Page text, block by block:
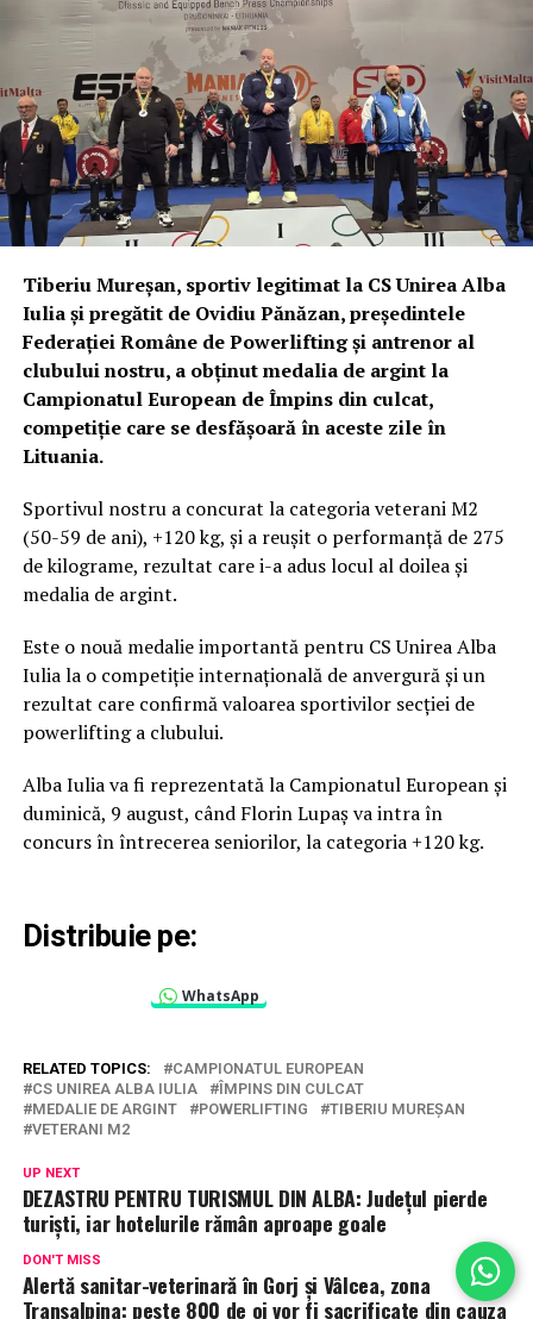
Tiberiu Mureșan, sportiv legitimat la CS Unirea Alba
Iulia și pregătit de Ovidiu Pănăzan, președintele
Federației Române de Powerlifting și antrenor al
clubului nostru, a obținut medalia de argint la
Campionatul European de Împins din culcat,
competiție care se desfășoară în aceste zile în
Lituania.
Sportivul nostru a concurat la categoria veterani M2
(50-59 de ani), +120 kg, și a reușit o performanță de 275
de kilograme, rezultat care i-a adus locul al doilea și
medalia de argint.
Este o nouă medalie importantă pentru CS Unirea Alba
Iulia la o competiție internațională de anvergură și un
rezultat care confirmă valoarea sportivilor secției de
powerlifting a clubului.
Alba Iulia va fi reprezentată la Campionatul European și
duminică, 9 august, când Florin Lupaș va intra în
concurs în întrecerea seniorilor, la categoria +120 kg.
Distribuie pe:
WhatsApp
RELATED TOPICS:
CAMPIONATUL EUROPEAN
CS UNIREA ALBA IULIA
ÎMPINS DIN CULCAT
MEDALIE DE ARGINT
POWERLIFTING
TIBERIU MUREȘAN
VETERANI M2
UP NEXT
DEZASTRU PENTRU TURISMUL DIN ALBA: Județul pierde
turiști, iar hotelurile rămân aproape goale
DON'T MISS
Alertă sanitar-veterinară în Gorj și Vâlcea, zona
Transalpina: peste 800 de oi vor fi sacrificate din cauza